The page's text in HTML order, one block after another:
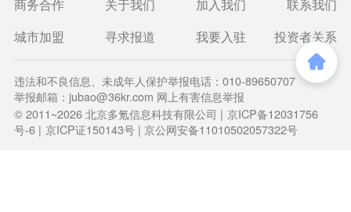
商务合作 关于我们 加入我们
联系我们
城市加盟
寻求报道 我要入驻 投资者关系
违法和不良信息、未成年人保护举报电话：010-89650707
举报邮箱：jubao@36kr.com 网上有害信息举报
© 2011~2026北京多氪信息科技有限公司 | 京ICP备12031756
号-6 | 京ICP证150143号 | 京公网安备11010502057322号